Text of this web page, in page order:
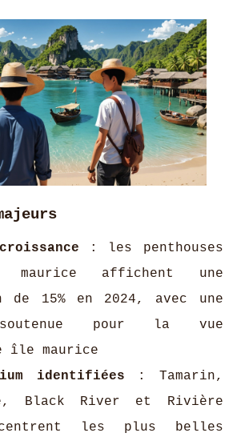
: les penthouses
affichent une
de 15% en 2024, avec une
soutenue pour la vue
île maurice
identifiées : Tamarin,
Black River et Rivière
les plus belles